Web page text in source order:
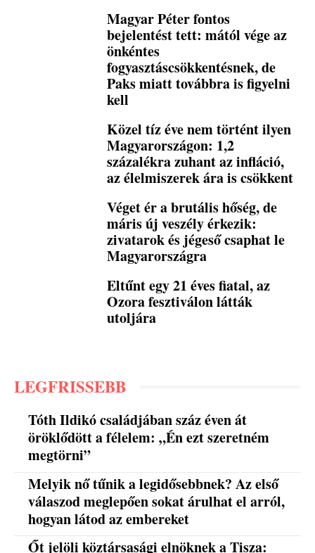
Magyar Péter fontos
bejelentést tett: mától vége az
önkéntes
fogyasztáscsökkentésnek, de
Paks miatt továbbra is figyelni
kell
Közel tíz éve nem történt ilyen
Magyarországon: 1,2
százalékra zuhant az infláció,
az élelmiszerek ára is csökkent
Véget ér a brutális hőség, de
máris új veszély érkezik:
zivatarok és jégeső csaphat le
Magyarországra
Eltűnt egy 21 éves fiatal, az
Ozora fesztiválon látták
utoljára
LEGFRISSEBB
Tóth Ildikó családjában száz éven át
öröklődött a félelem: „Én ezt szeretném
megtörni”
Melyik nő tűnik a legidősebbnek? Az első
válaszod meglepően sokat árulhat el arról,
hogyan látod az embereket
Őt jelöli köztársasági elnöknek a Tisza: